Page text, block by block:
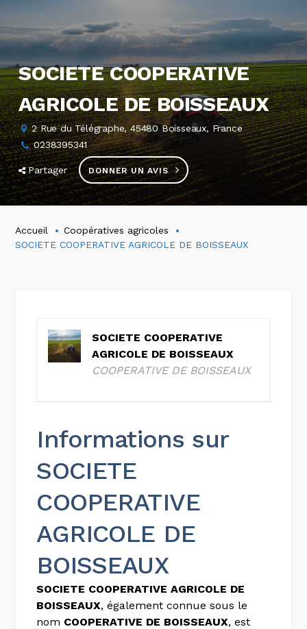
SOCIETE COOPERATIVE
AGRICOLE DE BOISSEAUX
2 Rue du Télégraphe, 45480 Boisseaux, France
0238395341
Partager DONNER UN AVIS
Accueil
Coopératives agricoles
SOCIETE COOPERATIVE AGRICOLE DE BOISSEAUX
SOCIETE COOPERATIVE
AGRICOLE DE BOISSEAUX
COOPERATIVE DE BOISSEAUX
Informations sur
SOCIETE
COOPERATIVE
AGRICOLE DE
BOISSEAUX
SOCIETE COOPERATIVE AGRICOLE DE
BOISSEAUX, également connue sous le
nom COOPERATIVE DE BOISSEAUX, est